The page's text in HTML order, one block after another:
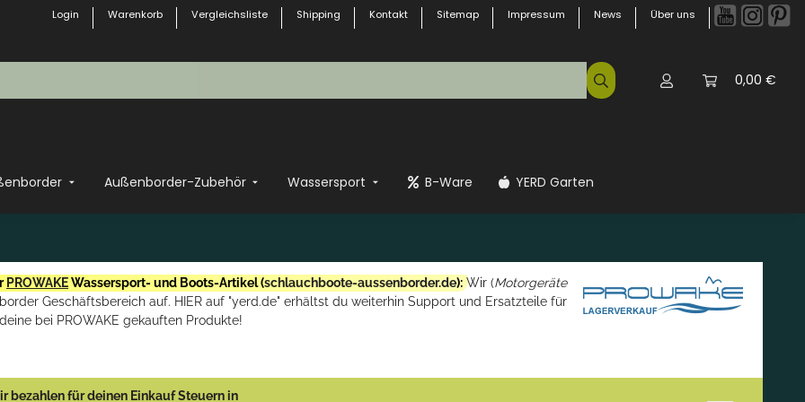
Login Warenkorb Vergleichsliste Shipping Kontakt Sitemap Impressum News Über uns
0,00 €
Außenborder-Zubehör Wassersport B-Ware YERD Garten
PROWAKEWassersport- und Boots-Artikel (schlauchboote-aussenborder.de): Wir (Motorgeräte
Geschäftsbereich auf. HIER auf "yerd.de" erhältst du weiterhin Support und Ersatzteile für
deine bei PROWAKE gekauften Produkte!
bezahlen für deinen Einkauf Steuern in